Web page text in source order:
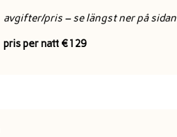
avgifter/pris – se längst ner på sidan
pris per natt €129